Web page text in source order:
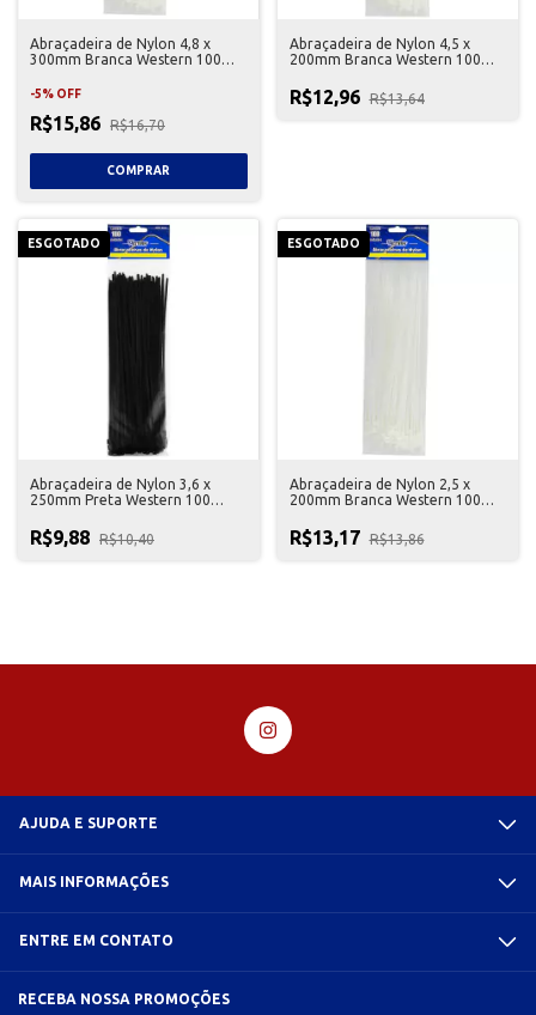
Abraçadeira de Nylon 4,8 x
300mm Branca Western 100
-5% OFF
R$15,86 R$16,70
Abraçadeira de Nylon 4,5 x
200mm Branca Western 100
R$12,96 R$13,64
ESGOTADO
Abraçadeira de Nylon 3,6 x
250mm Preta Western 100
R$9,88 R$10,40
ESGOTADO
Abraçadeira de Nylon 2,5 x
200mm Branca Western 100
R$13,17 R$13,86
AJUDA E SUPORTE
MAIS INFORMAÇÕES
ENTRE EM CONTATO
RECEBA NOSSA PROMOÇÕES